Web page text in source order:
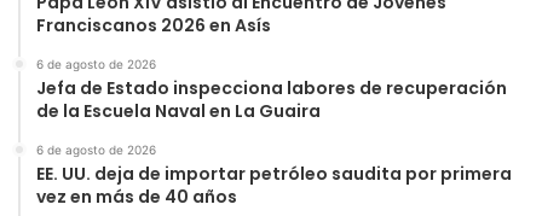
Franciscanos 2026 en Asís
6 de agosto de 2026
Jefa de Estado inspecciona labores de recuperación
de la Escuela Naval en La Guaira
6 de agosto de 2026
EE. UU. deja de importar petróleo saudita por primera
vez en más de 40 años